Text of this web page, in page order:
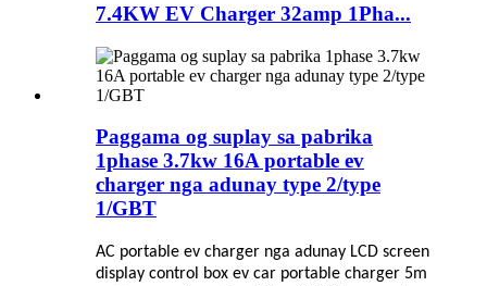
7.4KW EV Charger 32amp 1Pha...
Paggama og suplay sa pabrika
1phase 3.7kw 16A portable ev
charger nga adunay type 2/type
1/GBT
AC portable ev charger nga adunay LCD screen
display control box ev car portable charger 5m